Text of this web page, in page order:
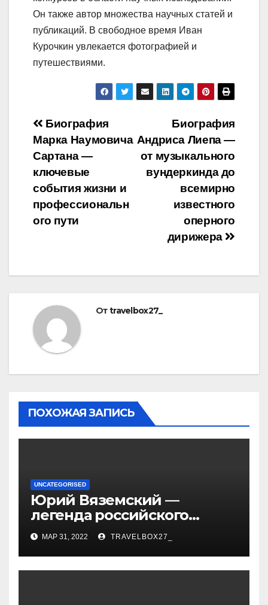
Он также автор множества научных статей и
публикаций. В свободное время Иван
Курочкин увлекается фотографией и
путешествиями.
Навигация
по
записям
Биография
Андриса Лиепа —
от музыкального
вундеркинда до
всемирно
известного
оперного
дирижера
Биография
Марка Наумовича
Сартана —
ключевые
события жизни и
профессиональн
ого пути
Отtravelbox27_
ПОХОЖАЯ ЗАПИСЬ
UNCATEGORISED
Юрий Вяземский —
легенда российского
спорта — биография,
достижения и вклад в
развитие гимнастики
МАР 31, 2022 TRAVELBOX27_